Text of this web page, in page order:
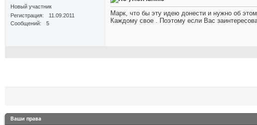
Новый участник
Регистрация
11.09.2011
Сообщений
5
Марк, что бы эту идею донести и нужно об
Каждому свое . Поэтому если Вас
Ваши права